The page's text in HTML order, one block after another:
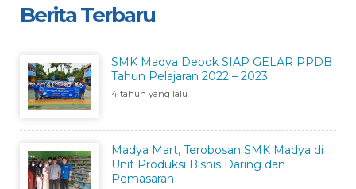
Berita Terbaru
SMK Madya Depok SIAP GELAR PPDB
Tahun Pelajaran 2022 – 2023
4 tahun yang lalu
Madya Mart, Terobosan SMK Madya di
Unit Produksi Bisnis Daring dan
Pemasaran